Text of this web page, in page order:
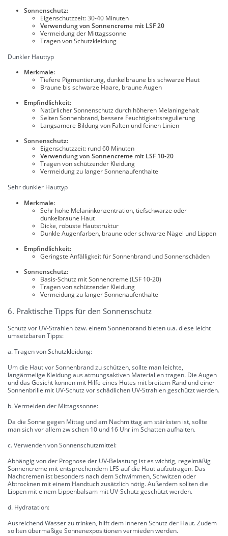
Sonnenschutz:
Eigenschutzzeit: 30-40 Minuten
Verwendung von Sonnencreme mit LSF 20
Vermeidung der Mittagssonne
Tragen von Schutzkleidung
Dunkler Hauttyp
Merkmale:
Tiefere Pigmentierung, dunkelbraune bis schwarze Haut
Braune bis schwarze Haare, braune Augen
Empfindlichkeit:
Natürlicher Sonnenschutz durch höheren Melaningehalt
Selten Sonnenbrand, bessere Feuchtigkeitsregulierung
Langsamere Bildung von Falten und feinen Linien
Sonnenschutz:
Eigenschutzzeit: rund 60 Minuten
Verwendung von Sonnencreme mit LSF 10-20
Tragen von schützender Kleidung
Vermeidung zu langer Sonnenaufenthalte
Sehr dunkler Hauttyp
Merkmale:
Sehr hohe Melaninkonzentration, tiefschwarze oder
dunkelbraune Haut
Dicke, robuste Hautstruktur
Dunkle Augenfarben, braune oder schwarze Nägel und Lippen
Empfindlichkeit:
Geringste Anfälligkeit für Sonnenbrand und Sonnenschäden
Sonnenschutz:
Basis-Schutz mit Sonnencreme (LSF 10-20)
Tragen von schützender Kleidung
Vermeidung zu langer Sonnenaufenthalte
6. Praktische Tipps für den Sonnenschutz
Schutz vor UV-Strahlen bzw. einem Sonnenbrand bieten u.a. diese leicht
umsetzbaren Tipps:
a. Tragen von Schutzkleidung:
Um die Haut vor Sonnenbrand zu schützen, sollte man leichte,
langärmelige Kleidung aus atmungsaktiven Materialien tragen. Die Augen
und das Gesicht können mit Hilfe eines Hutes mit breitem Rand und einer
Sonnenbrille mit UV-Schutz vor schädlichen UV-Strahlen geschützt werden.
b. Vermeiden der Mittagssonne:
Da die Sonne gegen Mittag und am Nachmittag am stärksten ist, sollte
man sich vor allem zwischen 10 und 16 Uhr im Schatten aufhalten.
c. Verwenden von Sonnenschutzmittel:
Abhängig von der Prognose der UV-Belastung ist es wichtig, regelmäßig
Sonnencreme mit entsprechendem LFS auf die Haut aufzutragen. Das
Nachcremen ist besonders nach dem Schwimmen, Schwitzen oder
Abtrocknen mit einem Handtuch zusätzlich nötig. Außerdem sollten die
Lippen mit einem Lippenbalsam mit UV-Schutz geschützt werden.
d. Hydratation:
Ausreichend Wasser zu trinken, hilft dem inneren Schutz der Haut. Zudem
sollten übermäßige Sonnenexpositionen vermieden werden.